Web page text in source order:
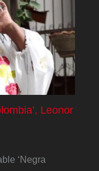
Leonor
‘Negra